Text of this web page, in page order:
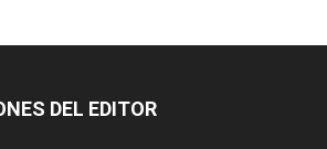
DEL EDITOR